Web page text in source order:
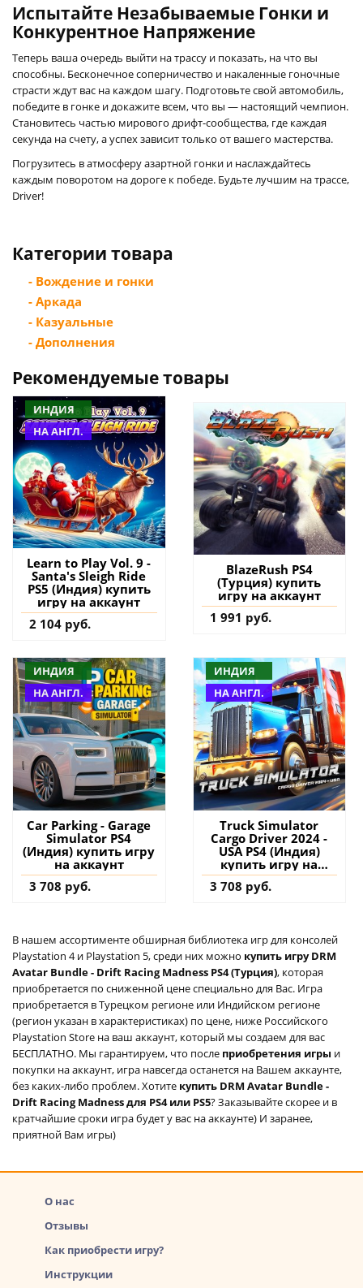
Испытайте Незабываемые Гонки и
Конкурентное Напряжение
Теперь ваша очередь выйти на трассу и показать, на что вы
способны. Бесконечное соперничество и накаленные гоночные
страсти ждут вас на каждом шагу. Подготовьте свой автомобиль,
победите в гонке и докажите всем, что вы — настоящий чемпион.
Становитесь частью мирового дрифт-сообщества, где каждая
секунда на счету, а успех зависит только от вашего мастерства.
Погрузитесь в атмосферу азартной гонки и наслаждайтесь
каждым поворотом на дороге к победе. Будьте лучшим на трассе,
Driver!
Категории товара
- Вождение и гонки
- Аркада
- Казуальные
- Дополнения
Рекомендуемые товары
ИНДИЯ
НА АНГЛ.
Learn to Play Vol. 9 -
Santa's Sleigh Ride
PS5 (Индия) купить
игру на аккаунт
2 104 руб.
BlazeRush PS4
(Турция) купить
игру на аккаунт
1 991 руб.
ИНДИЯ
НА АНГЛ.
Car Parking - Garage
Simulator PS4
(Индия) купить игру
на аккаунт
3 708 руб.
ИНДИЯ
НА АНГЛ.
Truck Simulator
Cargo Driver 2024 -
USA PS4 (Индия)
купить игру на
аккаунт
3 708 руб.
В нашем ассортименте обширная библиотека игр для консолей
Playstation 4 и Playstation 5, среди них можно купить игру DRM
Avatar Bundle - Drift Racing Madness PS4 (Турция), которая
приобретается по сниженной цене специально для Вас. Игра
приобретается в Турецком регионе или Индийском регионе
(регион указан в характеристиках) по цене, ниже Российского
Playstation Store на ваш аккаунт, который мы создаем для вас
БЕСПЛАТНО. Мы гарантируем, что после приобретения игры и
покупки на аккаунт, игра навсегда останется на Вашем аккаунте,
без каких-либо проблем. Хотите купить DRM Avatar Bundle -
Drift Racing Madness для PS4 или PS5? Заказывайте скорее и в
кратчайшие сроки игра будет у вас на аккаунте) И заранее,
приятной Вам игры)
О нас
Отзывы
Как приобрести игру?
Инструкции